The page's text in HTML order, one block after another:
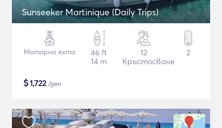
Sunseeker Martinique (Daily Trips)
Моторна яхта
46 ft
14 m
12
Кръстосване
2
$1,722/ден